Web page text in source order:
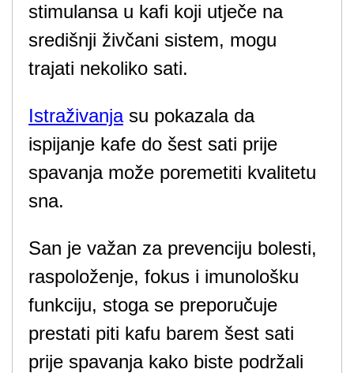
stimulansa u kafi koji utječe na
središnji živčani sistem, mogu
trajati nekoliko sati.
Istraživanjasu pokazala da
ispijanje kafe do šest sati prije
spavanja može poremetiti kvalitetu
sna.
San je važan za prevenciju bolesti,
raspoloženje, fokus i imunološku
funkciju, stoga se preporučuje
prestati piti kafu barem šest sati
prije spavanja kako biste podržali